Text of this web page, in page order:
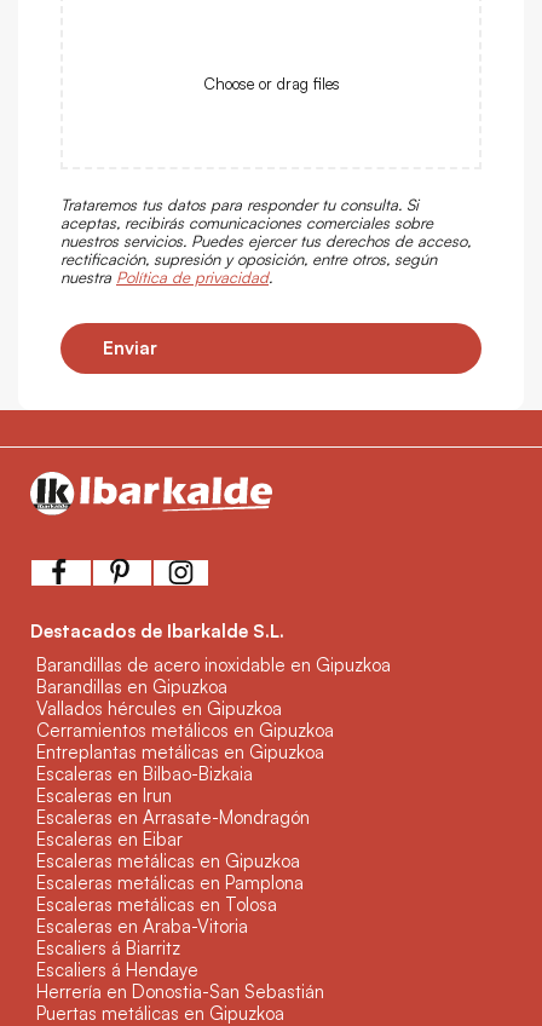
Choose or drag files
Trataremos tus datos para responder tu consulta. Si
aceptas, recibirás comunicaciones comerciales sobre
nuestros servicios. Puedes ejercer tus derechos de acceso,
rectificación, supresión y oposición, entre otros, según
nuestra Política de privacidad.
Enviar
Destacados de Ibarkalde S.L.
Barandillas de acero inoxidable en Gipuzkoa
Barandillas en Gipuzkoa
Vallados hércules en Gipuzkoa
Cerramientos metálicos en Gipuzkoa
Entreplantas metálicas en Gipuzkoa
Escaleras en Bilbao-Bizkaia
Escaleras en Irun
Escaleras en Arrasate-Mondragón
Escaleras en Eibar
Escaleras metálicas en Gipuzkoa
Escaleras metálicas en Pamplona
Escaleras metálicas en Tolosa
Escaleras en Araba-Vitoria
Escaliers á Biarritz
Escaliers á Hendaye
Herrería en Donostia-San Sebastián
Puertas metálicas en Gipuzkoa